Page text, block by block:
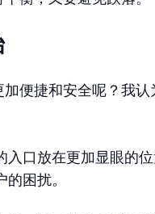
便捷和安全呢？我
入口放在更加显眼的
困扰。